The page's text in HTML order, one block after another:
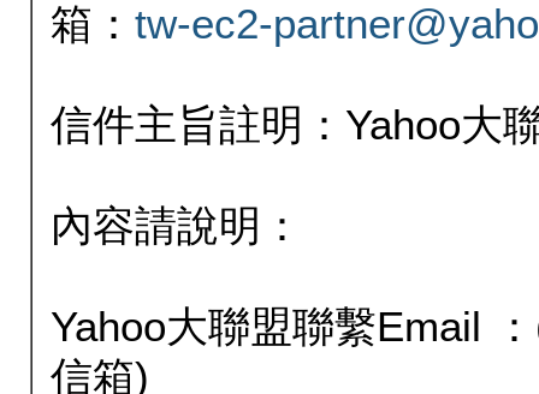
箱： tw-ec2-
信件主旨註明：Yahoo大
內容請說明：
Yahoo大聯盟聯繫Email
信箱)